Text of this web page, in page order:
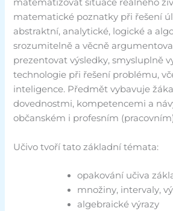
matematizovat situace reálného
matematické poznatky při řešení
abstraktní, analytické, logické a
srozumitelně a věcně
prezentovat výsledky, smysluplně
technologie při řešení problému,
inteligence. Předmět vybavuje
dovednostmi, kompetencemi a
občanském i profesním
Učivo tvoří tato základní témata:
opakování učiva
množiny, intervaly,
algebraické výrazy